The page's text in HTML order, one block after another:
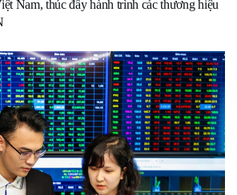
Nam, thúc đẩy hành trình các thương hiệu